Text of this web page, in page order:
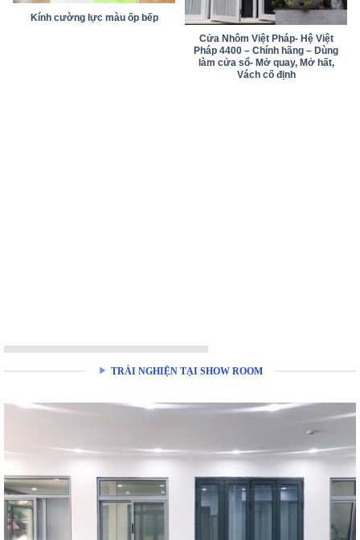
Kính cường lực màu ốp bếp
Cửa Nhôm Việt Pháp- Hệ Việt
Pháp 4400 – Chính hãng – Dùng
làm cửa sổ- Mở quay, Mở hất,
Vách cố định
TRẢI NGHIỆN TẠI SHOW ROOM